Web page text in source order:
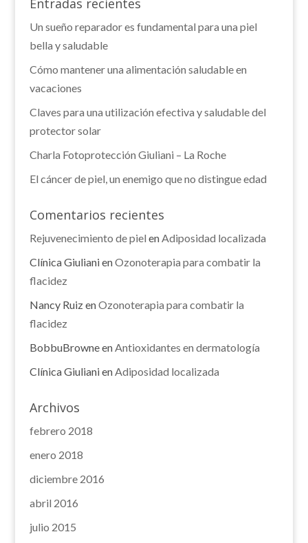
Un sueño reparador es fundamental para una piel
bella y saludable
Cómo mantener una alimentación saludable en
vacaciones
Claves para una utilización efectiva y saludable del
protector solar
Charla Fotoprotección Giuliani – La Roche
El cáncer de piel, un enemigo que no distingue edad
Comentarios recientes
Rejuvenecimiento de piel en Adiposidad localizada
Clínica GiulianienOzonoterapia para combatir la
flacidez
Nancy RuizenOzonoterapia para combatir la
flacidez
BobbuBrowneen Antioxidantes en dermatología
Clínica Giulianien Adiposidad localizada
Archivos
febrero 2018
enero 2018
diciembre 2016
abril 2016
julio 2015